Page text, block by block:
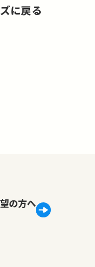
に戻る
の方へ